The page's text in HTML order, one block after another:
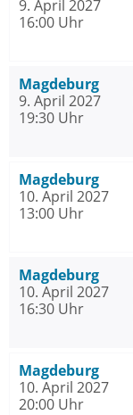
9. April 2027
16:00 Uhr
Magdeburg
9. April 2027
19:30 Uhr
Magdeburg
10. April 2027
13:00 Uhr
Magdeburg
10. April 2027
16:30 Uhr
Magdeburg
10. April 2027
20:00 Uhr